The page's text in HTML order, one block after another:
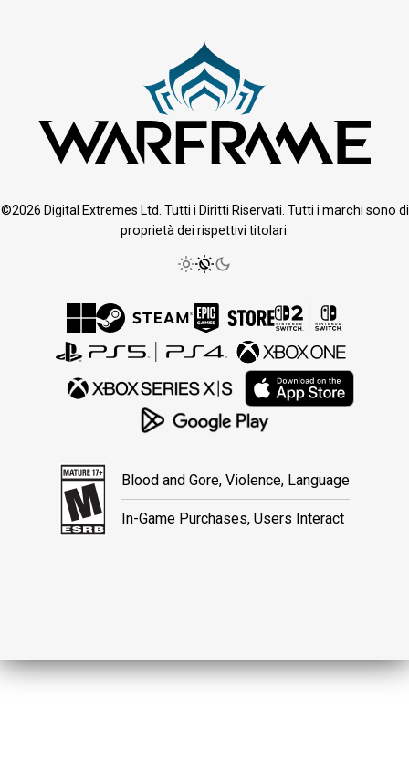
©2026 Digital Extremes Ltd. Tutti i Diritti Riservati. Tutti i marchi sono di
proprietà dei rispettivi titolari.
Blood and Gore, Violence, Language
In-Game Purchases, Users Interact